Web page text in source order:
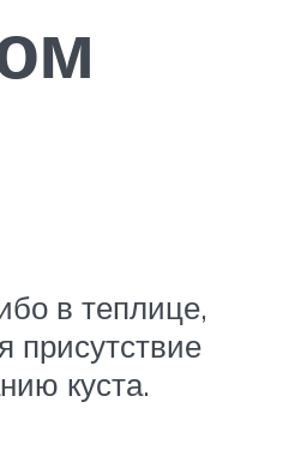
в теплице,
присутствие
куста.